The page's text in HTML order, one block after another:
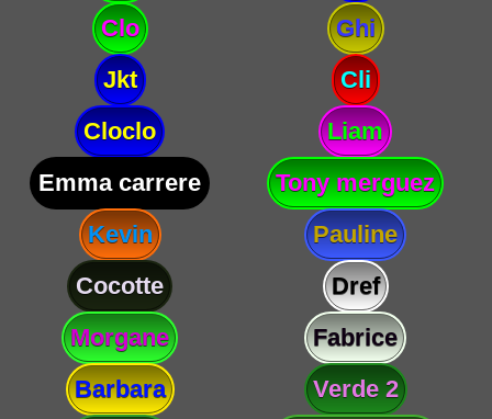
Clo
Ghi
Jkt
Cli
Cloclo
Liam
Emma carrere
Tony merguez
Kevin
Pauline
Cocotte
Dref
Morgane
Fabrice
Barbara
Verde 2